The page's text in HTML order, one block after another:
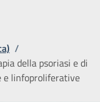
/
della psoriasi e di
e linfoproliferative